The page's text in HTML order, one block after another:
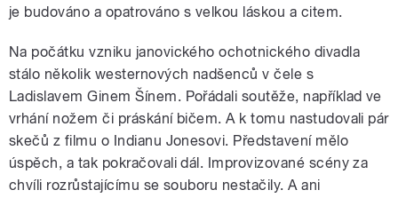
je budováno a opatrováno s velkou láskou a citem.
Na počátku vzniku janovického ochotnického divadla
stálo několik westernových nadšenců v čele s
Ladislavem Ginem Šínem. Pořádali soutěže, například ve
vrhání nožem či práskání bičem. A k tomu nastudovali pár
skečů z filmu o Indianu Jonesovi. Představení mělo
úspěch, a tak pokračovali dál. Improvizované scény za
chvíli rozrůstajícímu se souboru nestačily. A ani